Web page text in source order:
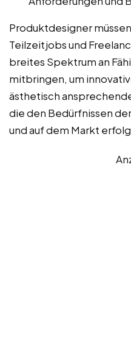
Produktdesigner
Teilzeitjobs und
breites Spektrum an
mitbringen, um
ästhetisch
die den Bedürfnissen
und auf dem Markt